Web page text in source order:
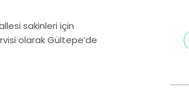
sakinleri için
olarak Gültepe’de